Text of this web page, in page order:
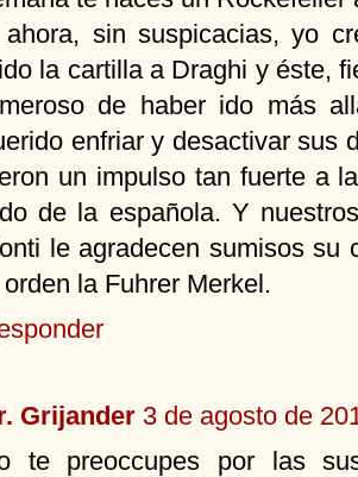
sin suspicacias, yo
la cartilla a Draghi y éste,
de haber ido más
enfriar y desactivar sus
un impulso tan fuerte a
de la española. Y
le agradecen sumisos su
orden la Fuhrer Merkel.
Grijander 3 de agosto de
te preoccupes por las